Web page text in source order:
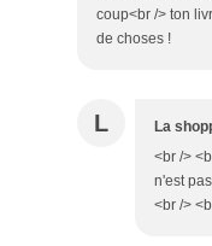
coup<br /> ton
de choses !
L La
<br />
n'est
<br />